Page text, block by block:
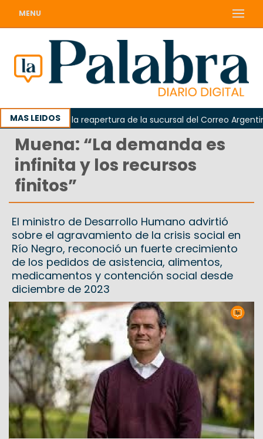
MENU
MAS LEIDOS
reclamó la reapertura de la sucursal del Correo Argentino en
Muena: “La demanda es
infinita y los recursos
finitos”
El ministro de Desarrollo Humano advirtió
sobre el agravamiento de la crisis social en
Río Negro, reconoció un fuerte crecimiento
de los pedidos de asistencia, alimentos,
medicamentos y contención social desde
diciembre de 2023